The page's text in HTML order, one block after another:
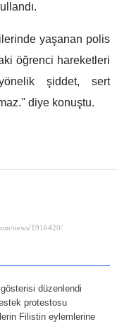
yaşanan polis
öğrenci hareketleri
şiddet, sert
diye konuştu.
düzenlendi
protestosu
Filistin eylemlerine